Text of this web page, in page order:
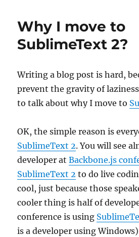
Why I move to
SublimeText 2?
Writing a blog post is hard,
prevent the gravity of
to talk about why I move to
OK, the simple reason is
SublimeText 2. You will see
developer atBackbone.js
SublimeText 2 to do live
cool, just because those
cooler thing is half of
conference is using
is a developer using